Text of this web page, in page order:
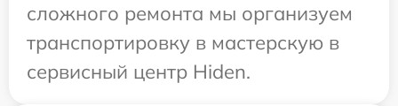
сложного ремонта мы организуем
транспортировку в мастерскую в
сервисный центр Hiden.